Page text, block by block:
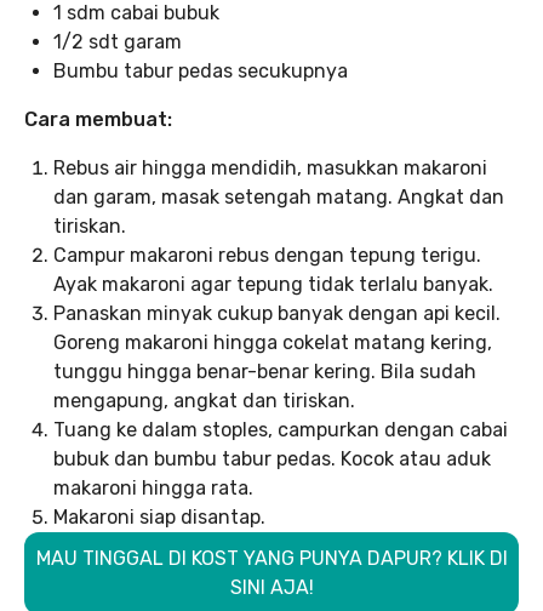
1 sdm cabai bubuk
1/2 sdt garam
Bumbu tabur pedas secukupnya
Cara membuat:
Rebus air hingga mendidih, masukkan makaroni
dan garam, masak setengah matang. Angkat dan
tiriskan.
Campur makaroni rebus dengan tepung terigu.
Ayak makaroni agar tepung tidak terlalu banyak.
Panaskan minyak cukup banyak dengan api kecil.
Goreng makaroni hingga cokelat matang kering,
tunggu hingga benar-benar kering. Bila sudah
mengapung, angkat dan tiriskan.
Tuang ke dalam stoples, campurkan dengan cabai
bubuk dan bumbu tabur pedas. Kocok atau aduk
makaroni hingga rata.
Makaroni siap disantap.
MAU TINGGAL DI KOST YANG PUNYA DAPUR? KLIK DI
SINI AJA!